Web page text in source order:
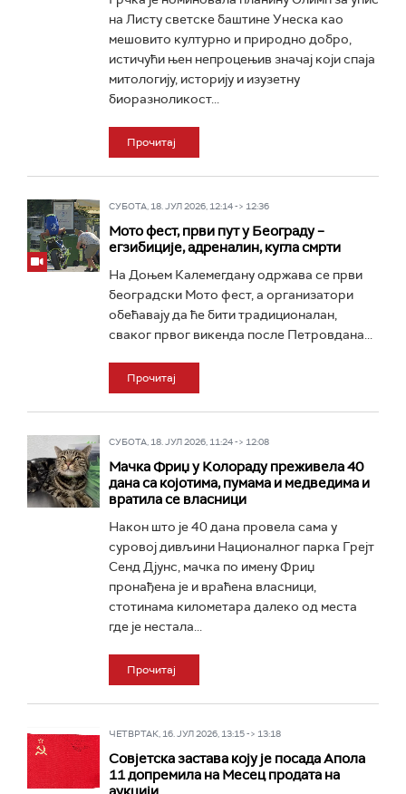
на Листу светске баштине Унеска као
мешовито културно и природно добро,
истичући њен непроцењив значај који спаја
митологију, историју и изузетну
биоразноликост...
Прочитај
СУБОТА, 18. ЈУЛ 2026, 12:14 -> 12:36
Мото фест, први пут у Београду –
егзибиције, адреналин, кугла смрти
На Доњем Калемегдану одржава се први
београдски Мото фест, а организатори
обећавају да ће бити традиционалан,
сваког првог викенда после Петровдана...
Прочитај
СУБОТА, 18. ЈУЛ 2026, 11:24 -> 12:08
Мачка Фриџ у Колораду преживела 40
дана са којотима, пумама и медведима и
вратила се власници
Након што је 40 дана провела сама у
суровој дивљини Националног парка Грејт
Сенд Дјунс, мачка по имену Фриџ
пронађена је и враћена власници,
стотинама километара далеко од места
где је нестала...
Прочитај
ЧЕТВРТАК, 16. ЈУЛ 2026, 13:15 -> 13:18
Совјетска застава коју је посада Апола
11 допремила на Месец продата на